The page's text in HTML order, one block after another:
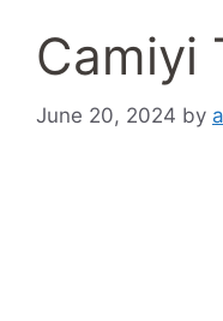
Camiyi
June 20, 2024 by